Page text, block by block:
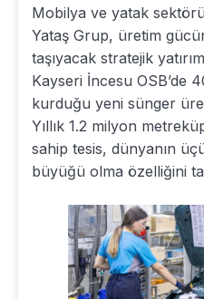
Mobilya ve yatak
Yataş Grup, üretim
taşıyacak stratejik
Kayseri İncesu OSB’de
kurduğu yeni sünger
Yıllık 1.2 milyon
sahip tesis, dünyanın
büyüğü olma özelliğini